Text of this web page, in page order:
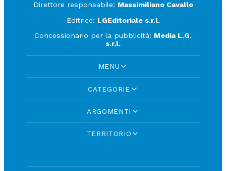
Direttore responsabile: Massimiliano Cavallo
Editrice: LGEditoriale s.r.l.
Concessionario per la pubblicità: Media L.G.
s.r.l.
MENU
CATEGORIE
ARGOMENTI
TERRITORIO